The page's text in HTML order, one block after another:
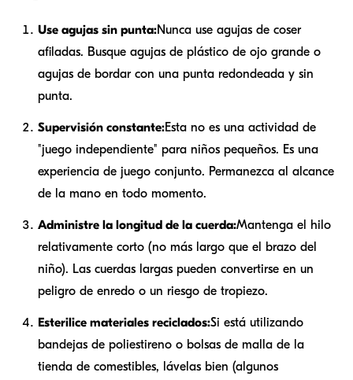
Use agujas sin punta:Nunca use agujas de coser
afiladas. Busque agujas de plástico de ojo grande o
agujas de bordar con una punta redondeada y sin
punta.
Supervisión constante:Esta no es una actividad de
"juego independiente" para niños pequeños. Es una
experiencia de juego conjunto. Permanezca al alcance
de la mano en todo momento.
Administre la longitud de la cuerda:Mantenga el hilo
relativamente corto (no más largo que el brazo del
niño). Las cuerdas largas pueden convertirse en un
peligro de enredo o un riesgo de tropiezo.
Esterilice materiales reciclados:Si está utilizando
bandejas de poliestireno o bolsas de malla de la
tienda de comestibles, lávelas bien (algunos